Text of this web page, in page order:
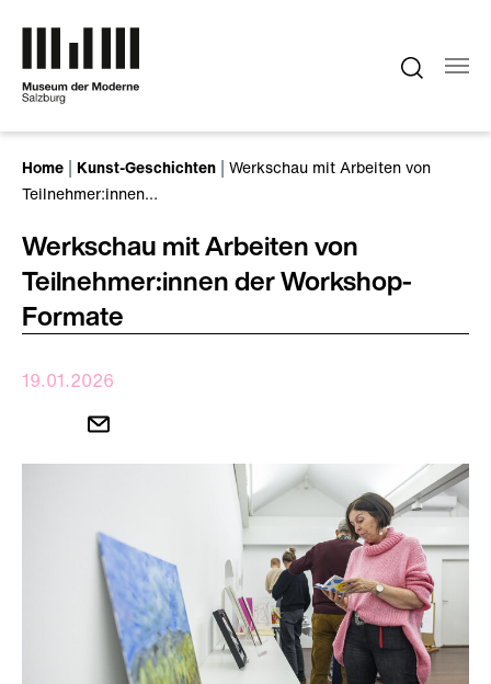
Home Kunst-Geschichten Werkschau mit Arbeiten von
Teilnehmer:innen…
Werkschau mit Arbeiten von
Teilnehmer:innen der Workshop-
Formate
19.01.2026